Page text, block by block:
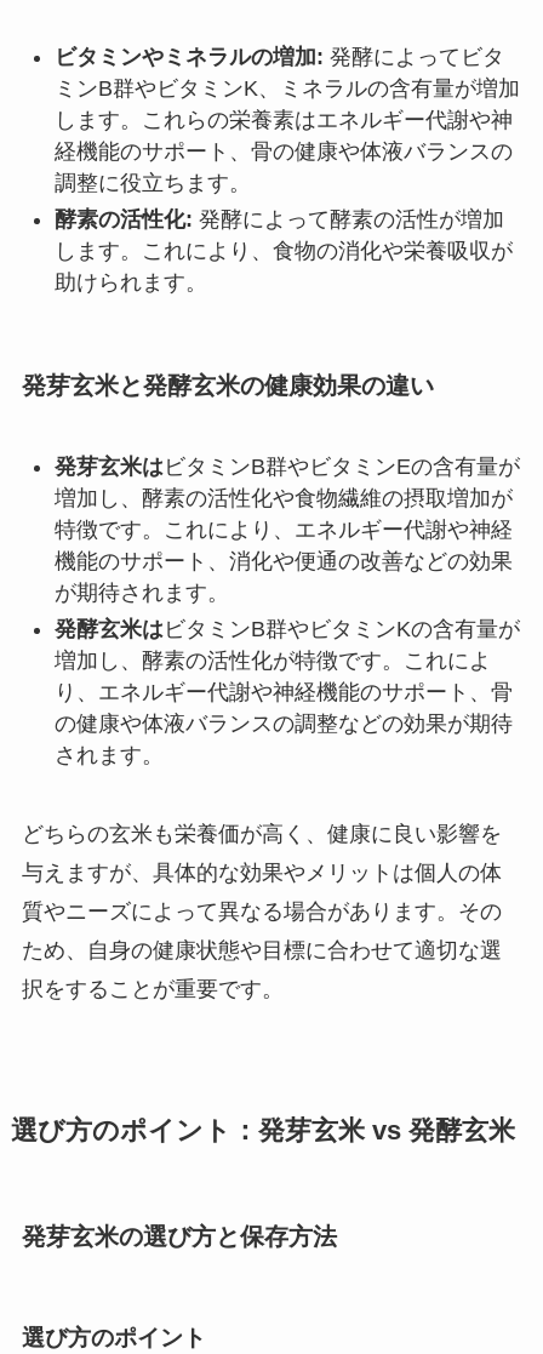
ビタミンやミネラルの増加: 発酵によってビタ
ミンB群やビタミンK、ミネラルの含有量が増加
します。これらの栄養素はエネルギー代謝や神
経機能のサポート、骨の健康や体液バランスの
調整に役立ちます。
酵素の活性化: 発酵によって酵素の活性が増加
します。これにより、食物の消化や栄養吸収が
助けられます。
発芽玄米と発酵玄米の健康効果の違い
発芽玄米は ビタミンB群やビタミンEの含有量が
増加し、酵素の活性化や食物繊維の摂取増加が
特徴です。これにより、エネルギー代謝や神経
機能のサポート、消化や便通の改善などの効果
が期待されます。
発酵玄米はビタミンB群やビタミンKの含有量が
増加し、酵素の活性化が特徴です。これによ
り、エネルギー代謝や神経機能のサポート、骨
の健康や体液バランスの調整などの効果が期待
されます。
どちらの玄米も栄養価が高く、健康に良い影響を
与えますが、具体的な効果やメリットは個人の体
質やニーズによって異なる場合があります。その
ため、自身の健康状態や目標に合わせて適切な選
択をすることが重要です。
選び方のポイント：発芽玄米 vs 発酵玄米
発芽玄米の選び方と保存方法
選び方のポイント